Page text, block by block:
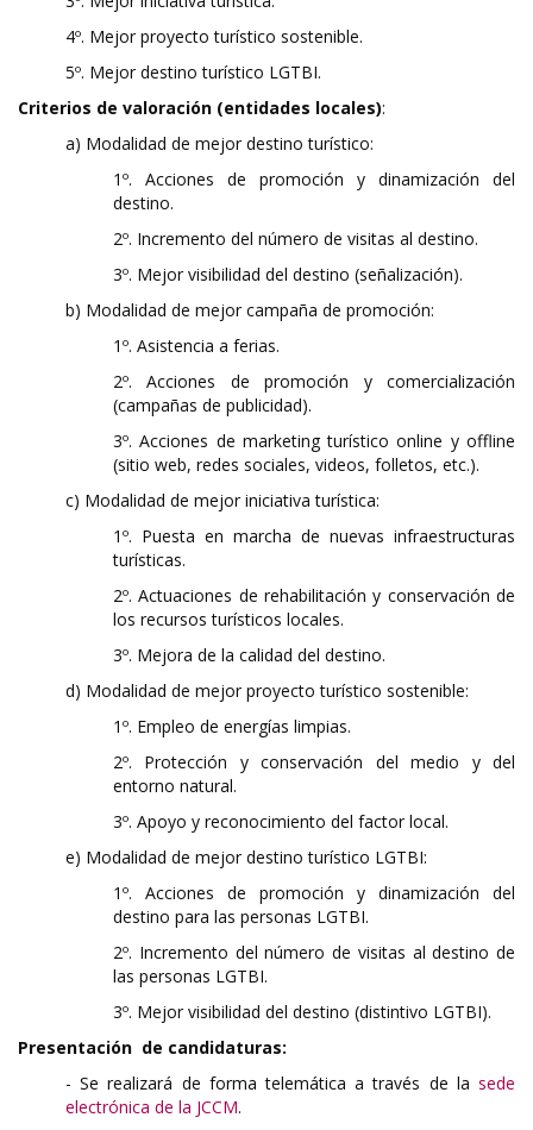
4º. Mejor proyecto turístico sostenible.
5º. Mejor destino turístico LGTBI.
Criterios de valoración (entidades locales):
a) Modalidad de mejor destino turístico:
1º. Acciones de promoción y dinamización del
destino.
2º. Incremento del número de visitas al destino.
3º. Mejor visibilidad del destino (señalización).
b) Modalidad de mejor campaña de promoción:
1º. Asistencia a ferias.
2º. Acciones de promoción y comercialización
(campañas de publicidad).
3º. Acciones de marketing turístico online y offline
(sitio web, redes sociales, videos, folletos, etc.).
c) Modalidad de mejor iniciativa turística:
1º. Puesta en marcha de nuevas infraestructuras
turísticas.
2º. Actuaciones de rehabilitación y conservación de
los recursos turísticos locales.
3º. Mejora de la calidad del destino.
d) Modalidad de mejor proyecto turístico sostenible:
1º. Empleo de energías limpias.
2º. Protección y conservación del medio y del
entorno natural.
3º. Apoyo y reconocimiento del factor local.
e) Modalidad de mejor destino turístico LGTBI:
1º. Acciones de promoción y dinamización del
destino para las personas LGTBI.
2º. Incremento del número de visitas al destino de
las personas LGTBI.
3º. Mejor visibilidad del destino (distintivo LGTBI).
Presentación de candidaturas:
- Se realizará de forma telemática a través de la sede
electrónica de la JCCM.